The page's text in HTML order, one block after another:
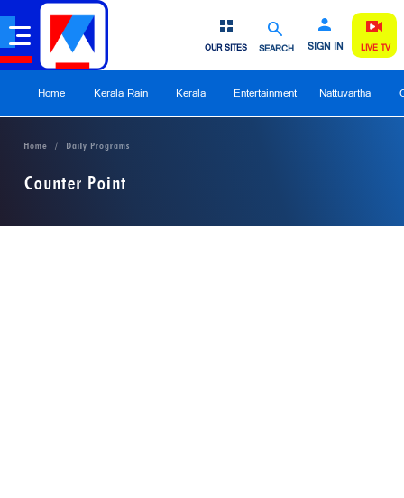
SEARCH SIGN IN
OUR SITES LIVE TV
Home Kerala Rain Kerala Entertainment Nattuvartha
Home Daily Programs
Counter Point